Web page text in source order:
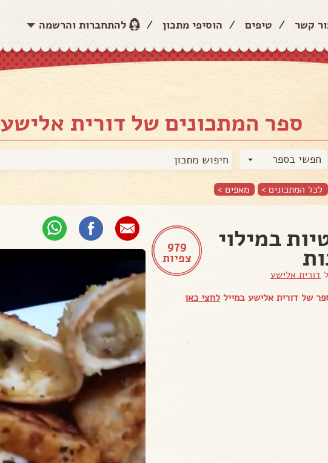
קשר / טיפים / הוסיפי מתכון / להתחברות והרשמה
ספר המתכונים של דורית אלישע
חפשי בספר
לכל המתכונים > מאפים >
979
צפיות
במילוי
דורית אלישע
של דורית אלישע במייל לחצי כאן